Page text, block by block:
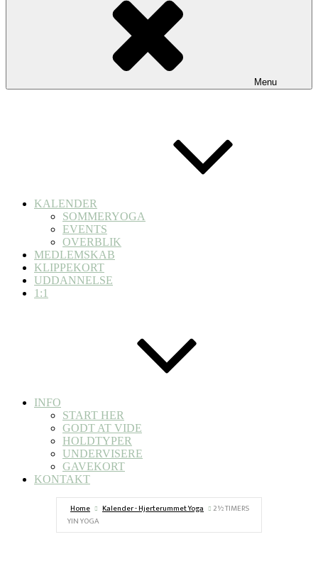
Menu
KALENDER
SOMMERYOGA
EVENTS
OVERBLIK
MEDLEMSKAB
KLIPPEKORT
UDDANNELSE
1:1
INFO
START HER
GODT AT VIDE
HOLDTYPER
UNDERVISERE
GAVEKORT
KONTAKT
Home Kalender - Hjerterummet Yoga
2½ TIMERS
YIN YOGA